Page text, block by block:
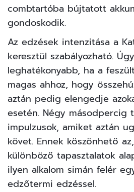
combtartóba bújtatott
gondoskodik.
Az edzések intenzitása a
keresztül szabályozható.
leghatékonyabb, ha a
magas ahhoz, hogy
aztán pedig elengedje
esetén. Négy másodpercig
impulzusok, amiket aztán
követ. Ennek köszönhető
különböző tapasztalatok
ilyen alkalom simán felér
edzőtermi edzéssel.